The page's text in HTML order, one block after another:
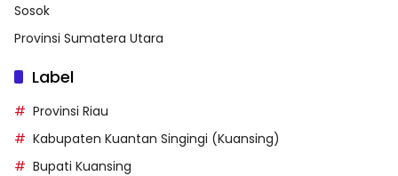
Sosok
Provinsi Sumatera Utara
Label
Provinsi Riau
Kabupaten Kuantan Singingi (Kuansing)
Bupati Kuansing